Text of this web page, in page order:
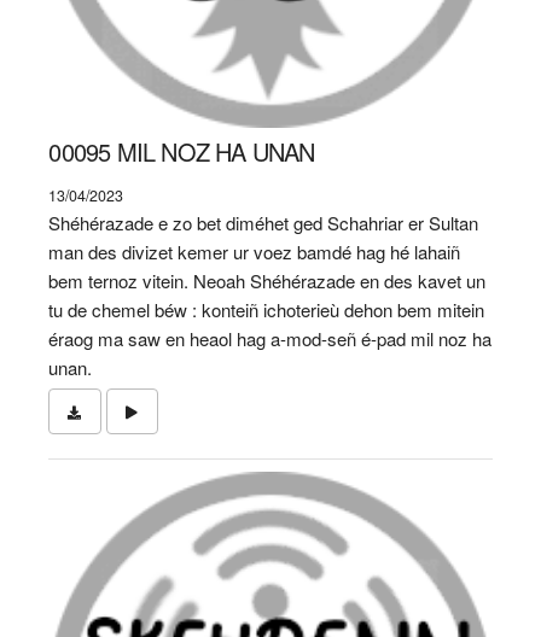
00095 MIL NOZ HA UNAN
13/04/2023
Shéhérazade e zo bet diméhet ged Schahriar er Sultan
man des divizet kemer ur voez bamdé hag hé lahaiñ
bem ternoz vitein. Neoah Shéhérazade en des kavet un
tu de chemel béw : konteiñ ichoterieù dehon bem mitein
éraog ma saw en heaol hag a-mod-señ é-pad mil noz ha
unan.